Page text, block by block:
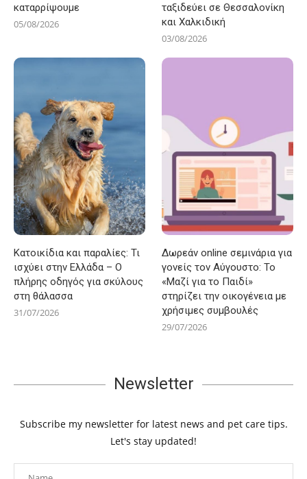
καταρρίψουμε
05/08/2026
ταξιδεύει σε Θεσσαλονίκη
και Χαλκιδική
03/08/2026
Κατοικίδια και παραλίες: Τι
ισχύει στην Ελλάδα – Ο
πλήρης οδηγός για σκύλους
στη θάλασσα
31/07/2026
Δωρεάν online σεμινάρια για
γονείς τον Αύγουστο: Το
«Μαζί για το Παιδί»
στηρίζει την οικογένεια με
χρήσιμες συμβουλές
29/07/2026
Newsletter
Subscribe my newsletter for latest news and pet care tips.
Let's stay updated!